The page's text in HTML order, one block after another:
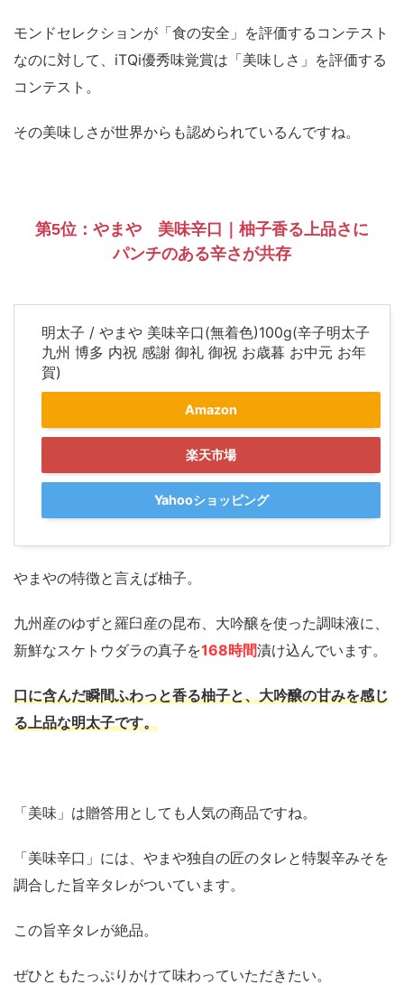
モンドセレクションが「食の安全」を評価するコンテスト
なのに対して、iTQi優秀味覚賞は「美味しさ」を評価する
コンテスト。
その美味しさが世界からも認められているんですね。
第5位：やまや 美味辛口｜柚子香る上品さに
パンチのある辛さが共存
明太子 / やまや 美味辛口(無着色)100g(辛子明太子
九州 博多 内祝 感謝 御礼 御祝 お歳暮 お中元 お年
賀)
Amazon
楽天市場
Yahooショッピング
やまやの特徴と言えば柚子。
九州産のゆずと羅臼産の昆布、大吟醸を使った調味液に、
新鮮なスケトウダラの真子を168時間漬け込んでいます。
口に含んだ瞬間ふわっと香る柚子と、大吟醸の甘みを感じ
る上品な明太子です。
「美味」は贈答用としても人気の商品ですね。
「美味辛口」には、やまや独自の匠のタレと特製辛みそを
調合した旨辛タレがついています。
この旨辛タレが絶品。
ぜひともたっぷりかけて味わっていただきたい。